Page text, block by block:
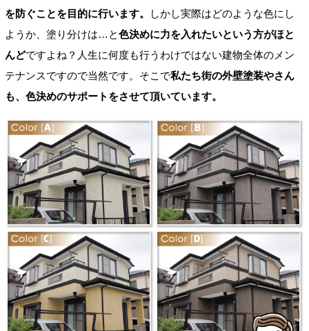
を防ぐことを目的に行います。
しかし実際はどのような色にし
ようか、塗り分けは…と色決めに力を入れたいという方がほと
んどですよね？人生に何度も行うわけではない建物全体のメン
テナンスですので当然です。そこで私たち街の外壁塗装やさん
も、色決めのサポートをさせて頂いています。